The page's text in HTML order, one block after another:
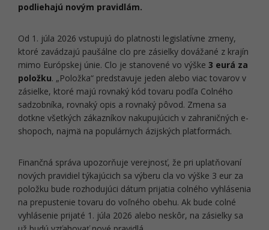
podliehajú novým pravidlám.
Od 1. júla 2026 vstupujú do platnosti legislatívne zmeny,
ktoré zavádzajú paušálne clo pre zásielky dovážané z krajín
mimo Európskej únie. Clo je stanovené vo výške 3 eurá za
položku. „Položka“ predstavuje jeden alebo viac tovarov v
zásielke, ktoré majú rovnaký kód tovaru podľa Colného
sadzobníka, rovnaký opis a rovnaký pôvod. Zmena sa
dotkne všetkých zákazníkov nakupujúcich v zahraničných e-
shopoch, najmä na populárnych ázijských platformách.
Finančná správa upozorňuje verejnosť, že pri uplatňovaní
nových pravidiel týkajúcich sa výberu cla vo výške 3 eur za
položku bude rozhodujúci dátum prijatia colného vyhlásenia
na prepustenie tovaru do voľného obehu. Ak bude colné
vyhlásenie prijaté 1. júla 2026 alebo neskôr, na zásielky sa